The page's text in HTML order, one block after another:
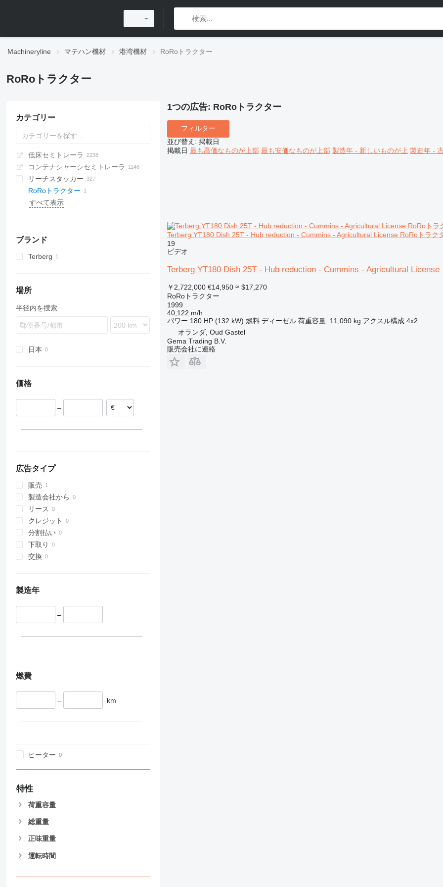
Machineryline マテハン機材 港湾機材 RoRoトラクター
RoRoトラクター
カテゴリー
低床セミトレーラ
コンテナシャーシセミトレーラ
リーチスタッカー
RoRoトラクター
すべて表示
ブランド
Terberg
場所
半径内を捜索
日本
価格
–
広告タイプ
販売
製造会社から
リース
クレジット
分割払い
下取り
交換
製造年
–
燃費
– km
ヒーター
特性
荷重容量
総重量
正味重量
運転時間
1つの広告: RoRoトラクター
フィルター
並び替え : 掲載日
掲載日 最も高価なものが上部 最も安価なものが上部 製造年 - 新しいものが上 製造年 -
Terberg YT180 Dish 25T - Hub reduction - Cummins - Agricultural License RoRoトラク
19
ビデオ
Terberg YT180 Dish 25T - Hub reduction - Cummins - Agricultural License
￥2,722,000 €14,950 ≈ $17,270
RoRoトラクター
1999
40,122 m/h
パワー 180 HP (132 kW) 燃料 ディーゼル 荷重容量 11,090 kg アクスル構成 4x2
オランダ, Oud Gastel
Gema Trading B.V.
販売会社に連絡